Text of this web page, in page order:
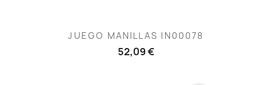
JUEGO MANILLAS IN00078
52,09 €